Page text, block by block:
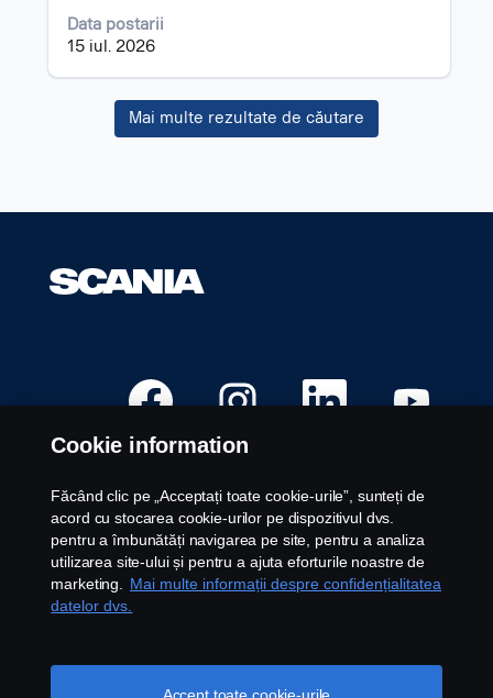
Data postarii
15 iul. 2026
al
informațiilor
Mai multe rezultate de căutare
e
d
s
c
d
e
î
n
t
o
e
d
s
c
d
e
î
n
t
r
-
n
S
d
i
d
e
î
n
t
r
-
n
d
i
d
e
î
n
t
r
-
Posturi disponibile
Locații carieră
Contactați-ne
Aviz juridic
Cookie information
Făcând clic pe „Acceptați toate cookie-urile”, sunteți de
acord cu stocarea cookie-urilor pe dispozitivul dvs.
pentru a îmbunătăți navigarea pe site, pentru a analiza
utilizarea site-ului și pentru a ajuta eforturile noastre de
marketing.
Mai multe informații despre confidențialitatea
datelor dvs.